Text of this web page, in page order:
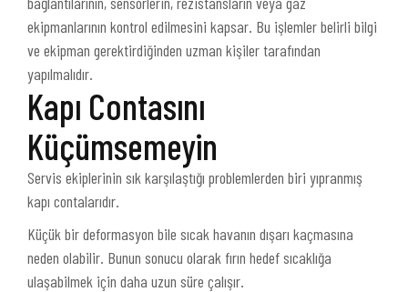
ekipmanlarının kontrol edilmesini kapsar. Bu işlemler belirli bilgi
ve ekipman gerektirdiğinden uzman kişiler tarafından
yapılmalıdır.
Kapı Contasını
Küçümsemeyin
Servis ekiplerinin sık karşılaştığı problemlerden biri yıpranmış
kapı contalarıdır.
Küçük bir deformasyon bile sıcak havanın dışarı kaçmasına
neden olabilir. Bunun sonucu olarak fırın hedef sıcaklığa
ulaşabilmek için daha uzun süre çalışır.